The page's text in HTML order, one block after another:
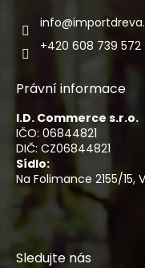
info@
+420 608 739 572
Právní informace
I.D. Commerce s.r.o.
IČO: 06844821
DIČ: CZ06844821
Sídlo:
Na Folimance 2155/15,
Sledujte nás